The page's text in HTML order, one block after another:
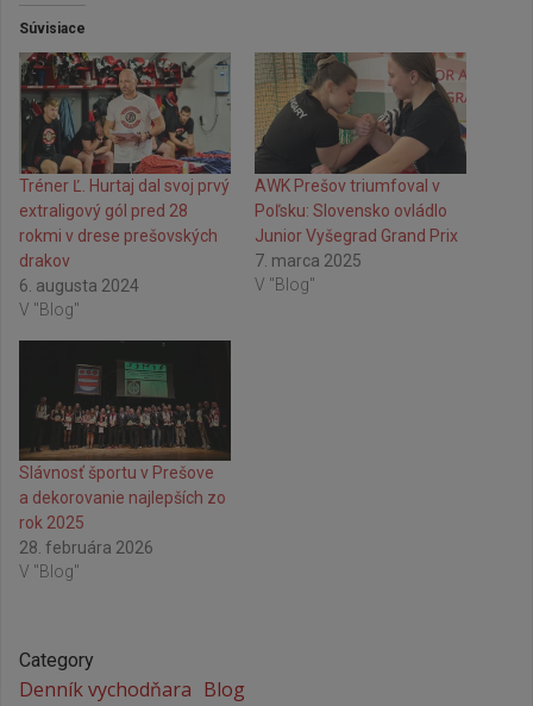
Súvisiace
Tréner Ľ. Hurtaj dal svoj prvý
extraligový gól pred 28
rokmi v drese prešovských
drakov
6. augusta 2024
V "Blog"
AWK Prešov triumfoval v
Poľsku: Slovensko ovládlo
Junior Vyšegrad Grand Prix
7. marca 2025
V "Blog"
Slávnosť športu v Prešove
a dekorovanie najlepších zo
rok 2025
28. februára 2026
V "Blog"
Category
Denník vychodňara Blog